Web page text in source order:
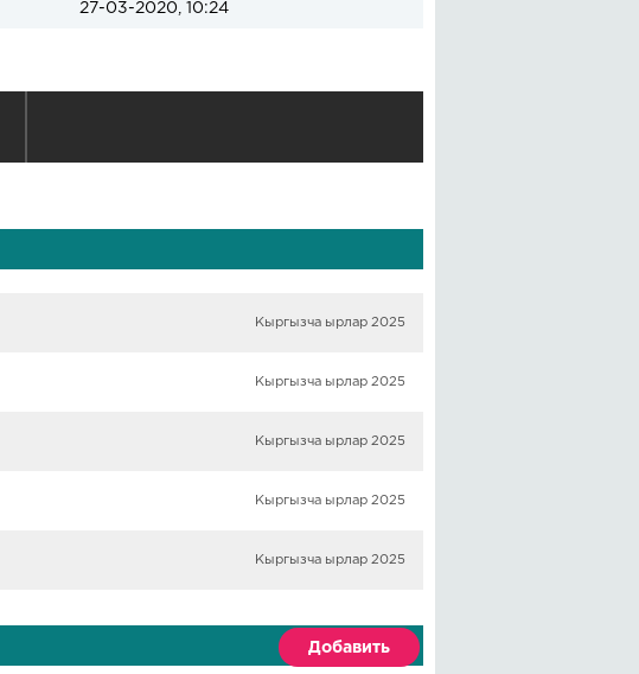
27-03-2020, 10:24
Кыргызча ырлар 2025
Кыргызча ырлар 2025
Кыргызча ырлар 2025
Кыргызча ырлар 2025
Кыргызча ырлар 2025
Добавить